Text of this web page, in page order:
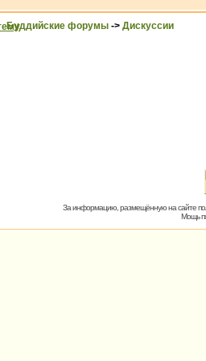
Буддийские форумы -> Дискуссии
За информацию, размещённую на сайте
Мощь